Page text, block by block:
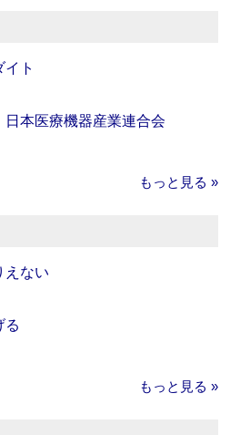
ト
本医療機器産業連合会
もっと見る »
えない
る
もっと見る »